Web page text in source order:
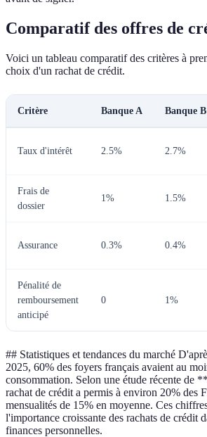
Comparatif des offres de
Voici un tableau comparatif des critères à
choix d'un rachat de crédit.
Critère Banque A Banque B
Taux d'intérêt 2.5% 2.7%
Frais de
dossier
1% 1.5%
Assurance 0.3% 0.4%
Pénalité de
remboursement
anticipé
0 1%
## Statistiques et tendances du marché
2025, 60% des foyers français avaient au
consommation. Selon une étude récente de
rachat de crédit a permis à environ 20% des
mensualités de 15% en moyenne. Ces
l'importance croissante des rachats de crédit
finances personnelles.